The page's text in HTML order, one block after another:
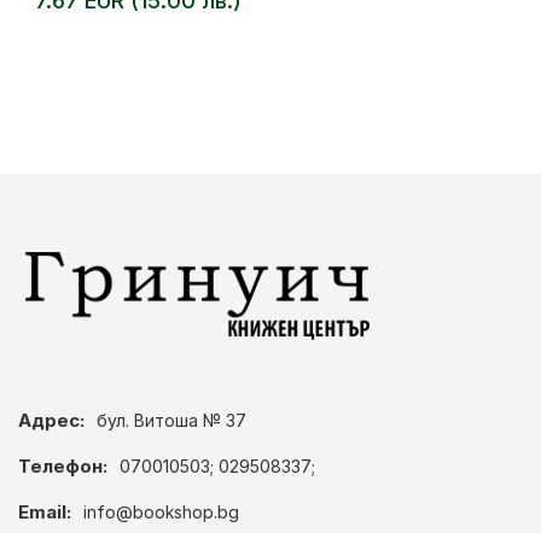
Адрес: бул. Витоша № 37
Телефон: 070010503; 029508337;
Email: info@bookshop.bg